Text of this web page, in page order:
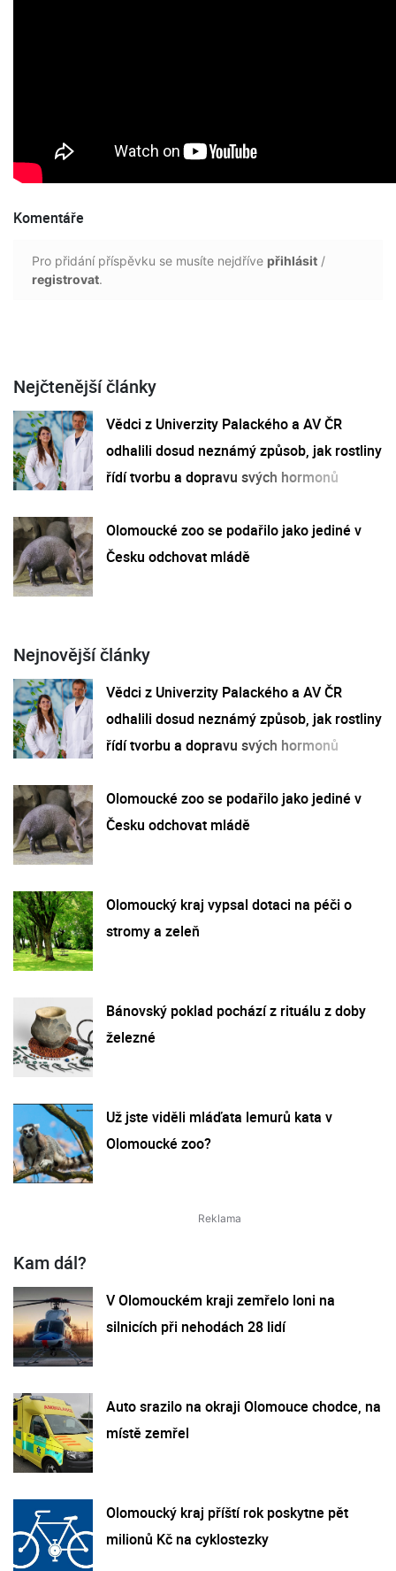
Komentáře
Pro přidání příspěvku se musíte nejdříve přihlásit /
registrovat.
Nejčtenější články
Vědci z Univerzity Palackého a AV ČR
odhalili dosud neznámý způsob, jak rostliny
řídí tvorbu a dopravu svých hormonů
Olomoucké zoo se podařilo jako jediné v
Česku odchovat mládě
Nejnovější články
Vědci z Univerzity Palackého a AV ČR
odhalili dosud neznámý způsob, jak rostliny
řídí tvorbu a dopravu svých hormonů
Olomoucké zoo se podařilo jako jediné v
Česku odchovat mládě
Olomoucký kraj vypsal dotaci na péči o
stromy a zeleň
Bánovský poklad pochází z rituálu z doby
železné
Už jste viděli mláďata lemurů kata v
Olomoucké zoo?
Kam dál?
V Olomouckém kraji zemřelo loni na
silnicích při nehodách 28 lidí
Auto srazilo na okraji Olomouce chodce, na
místě zemřel
Olomoucký kraj příští rok poskytne pět
milionů Kč na cyklostezky